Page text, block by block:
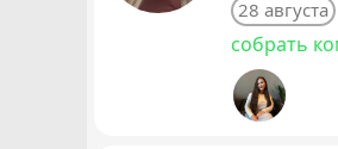
28 августа
собрать